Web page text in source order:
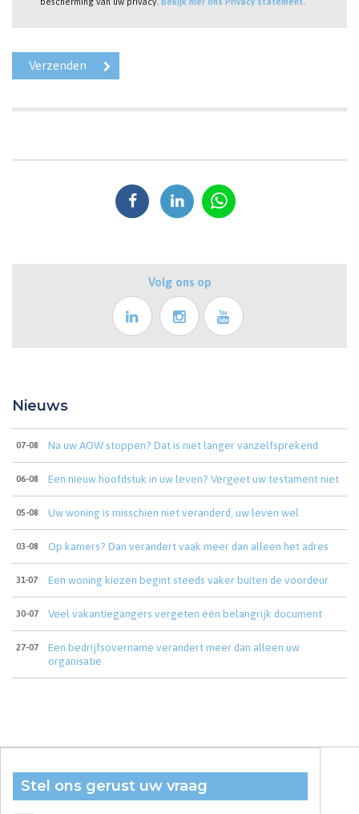
Volg ons op
Nieuws
07-08 Na uw AOW stoppen? Dat is niet langer vanzelfsprekend
06-08 Een nieuw hoofdstuk in uw leven? Vergeet uw testament niet
05-08 Uw woning is misschien niet veranderd, uw leven wel
03-08 Op kamers? Dan verandert vaak meer dan alleen het adres
31-07 Een woning kiezen begint steeds vaker buiten de voordeur
30-07 Veel vakantiegangers vergeten één belangrijk document
27-07
Een bedrijfsovername verandert meer dan alleen uw
organisatie
Stel ons gerust uw vraag